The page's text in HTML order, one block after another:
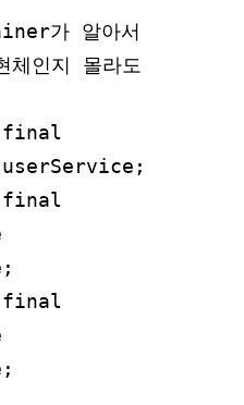
가 알아서
인지 몰라도
final
final
final